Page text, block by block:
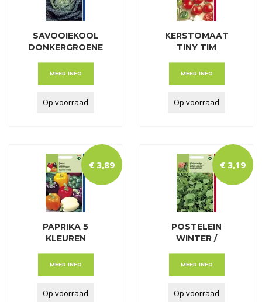
SAVOOIEKOOL
DONKERGROENE
MEER INFO
Op voorraad
KERSTOMAAT
TINY TIM
MEER INFO
Op voorraad
PAPRIKA 5
KLEUREN
€ 3,89
MEER INFO
Op voorraad
POSTELEIN
WINTER /
€ 3,19
MEER INFO
Op voorraad